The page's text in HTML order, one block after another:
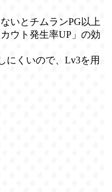
いとチムランPG以上
ウト発生率UP」の効
にくいので、Lv3を用